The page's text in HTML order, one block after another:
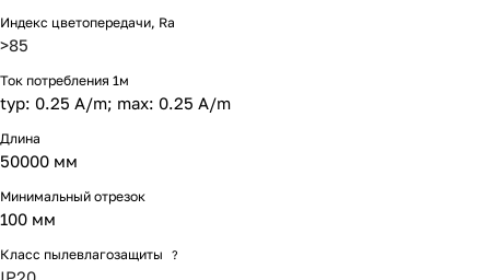
Индекс цветопередачи, Ra
>85
Ток потребления 1м
typ: 0.25 A/m; max: 0.25 A/m
Длина
50000 мм
Минимальный отрезок
100 мм
Класс пылевлагозащиты ?